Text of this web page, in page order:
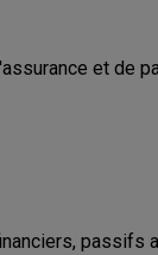
et de
passifs